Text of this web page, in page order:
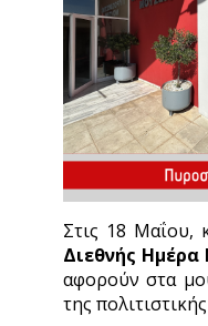
Στις 18 Μαΐου,
Διεθνής
αφορούν στα
της